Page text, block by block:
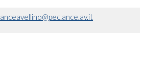
anceavellino@pec.ance.av.it